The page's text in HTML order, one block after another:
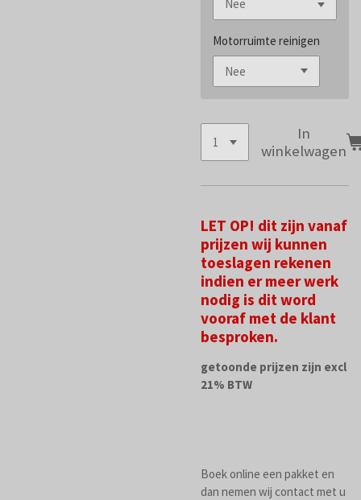
Motorruimte reinigen
In
winkelwagen
LET OP! dit zijn vanaf
prijzen wij kunnen
toeslagen rekenen
indien er meer werk
nodig is dit word
vooraf met de klant
besproken.
getoonde prijzen zijn excl
21% BTW
Boek online een pakket en
dan nemen wij contact met u